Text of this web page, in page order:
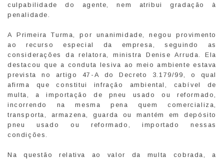
culpabilidade do agente, nem atribui gradação à
penalidade.
A Primeira Turma, por unanimidade, negou provimento
ao recurso especial da empresa, seguindo as
considerações da relatora, ministra Denise Arruda. Ela
destacou que a conduta lesiva ao meio ambiente estava
prevista no artigo 47-A do Decreto 3.179/99, o qual
afirma que constitui infração ambiental, cabível de
multa, a importação de pneu usado ou reformado,
incorrendo na mesma pena quem comercializa,
transporta, armazena, guarda ou mantém em depósito
pneu usado ou reformado, importado nessas
condições.
Na questão relativa ao valor da multa cobrada, a